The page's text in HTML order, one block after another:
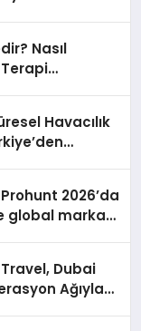
Nasıl
Havacılık
2026’da
global marka
Dubai
Ağıyla